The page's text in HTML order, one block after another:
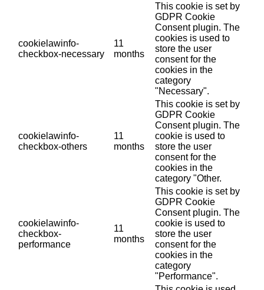
cookielawinfo-
checkbox-necessary
11
months
This cookie is set by
GDPR Cookie
Consent plugin. The
cookies is used to
store the user
consent for the
cookies in the
category
"Necessary".
cookielawinfo-
checkbox-others
11
months
This cookie is set by
GDPR Cookie
Consent plugin. The
cookie is used to
store the user
consent for the
cookies in the
category "Other.
cookielawinfo-
checkbox-
performance
11
months
This cookie is set by
GDPR Cookie
Consent plugin. The
cookie is used to
store the user
consent for the
cookies in the
category
"Performance".